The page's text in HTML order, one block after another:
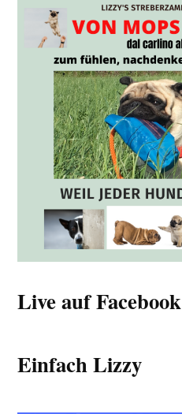
Live auf Facebook
Einfach Lizzy